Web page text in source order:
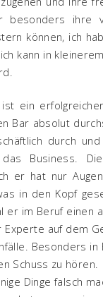
besonders ihre
können, ich
kann in
ist ein
Bar absolut
durch
Business.
er hat nur
in den Kopf
er im Beruf einen
Experte auf dem
Besonders in
Schuss zu hören.
Dinge falsch